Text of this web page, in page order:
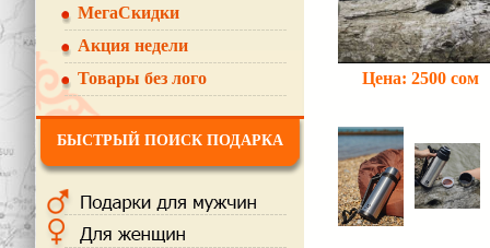
МегаСкидки
Акция недели
Товары без лого
БЫСТРЫЙ ПОИСК ПОДАРКА
Цена: 2500сом